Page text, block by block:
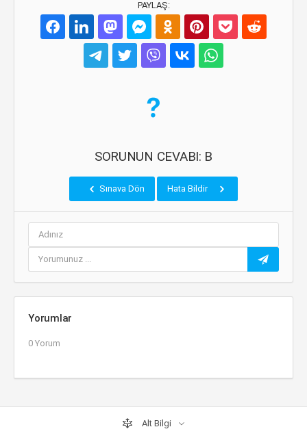
PAYLAŞ:
SORUNUN CEVABI: B
Sınava Dön Hata Bildir
Yorumlar
0 Yorum
Alt Bilgi